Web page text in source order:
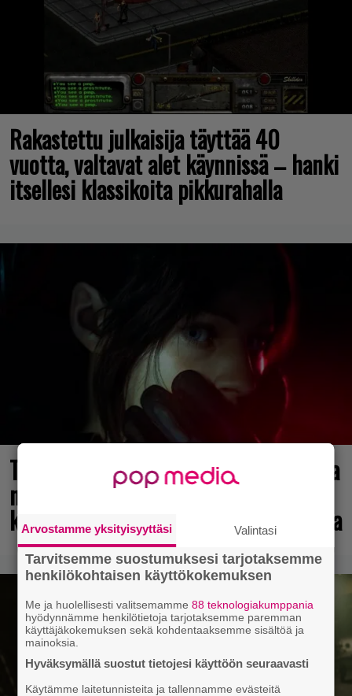
Rakastettu julkaisija täyttää 40
vuotta, valtavat alet käynnissä – hanki
itsellesi klassikoita pikkurahalla
Tulevasta Resident Evil -uusioversiosta
näyttäisi tulevan menestys – jo yli
kahden miljoonan pelaajan toivelistalla
Arvostamme yksityisyyttäsi Valintasi
Tarvitsemme suostumuksesi tarjotaksemme
henkilökohtaisen käyttökokemuksen
Me ja huolellisesti valitsemamme88 teknologiakumppania
hyödynnämme henkilötietoja tarjotaksemme paremman
käyttäjäkokemuksen sekä kohdentaaksemme sisältöä ja
mainoksia.
Hyväksymällä suostut tietojesi käyttöön seuraavasti
Käytämme laitetunnisteita ja tallennamme evästeitä